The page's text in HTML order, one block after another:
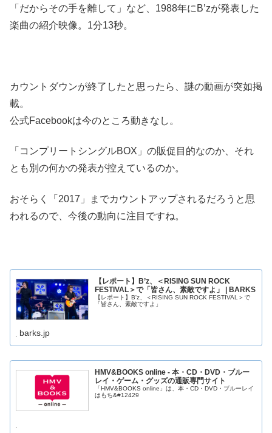
「だからその手を離して」など、1988年にB’zが発表した
楽曲の紹介映像。1分13秒。
カウントダウンが終了したと思ったら、謎の動画が突如掲
載。
公式Facebookは今のところ動きなし。
「コンプリートシングルBOX」の販促目的なのか、それ
とも別の何かの発表が控えているのか。
おそらく「2017」までカウントアップされるだろうと思
われるので、今後の動向に注目ですね。
【レポート】B’z、＜RISING SUN ROCK
FESTIVAL＞で「皆さん、素敵ですよ」 | BARKS
【レポート】B'z、＜RISING SUN ROCK FESTIVAL＞で
「皆さん、素敵ですよ」
barks.jp
HMV&BOOKS online - 本・CD・DVD・ブルー
レイ・ゲーム・グッズの通販専門サイト
「HMV&BOOKS online」は、本・CD・DVD・ブルーレイ
はもち&#12429